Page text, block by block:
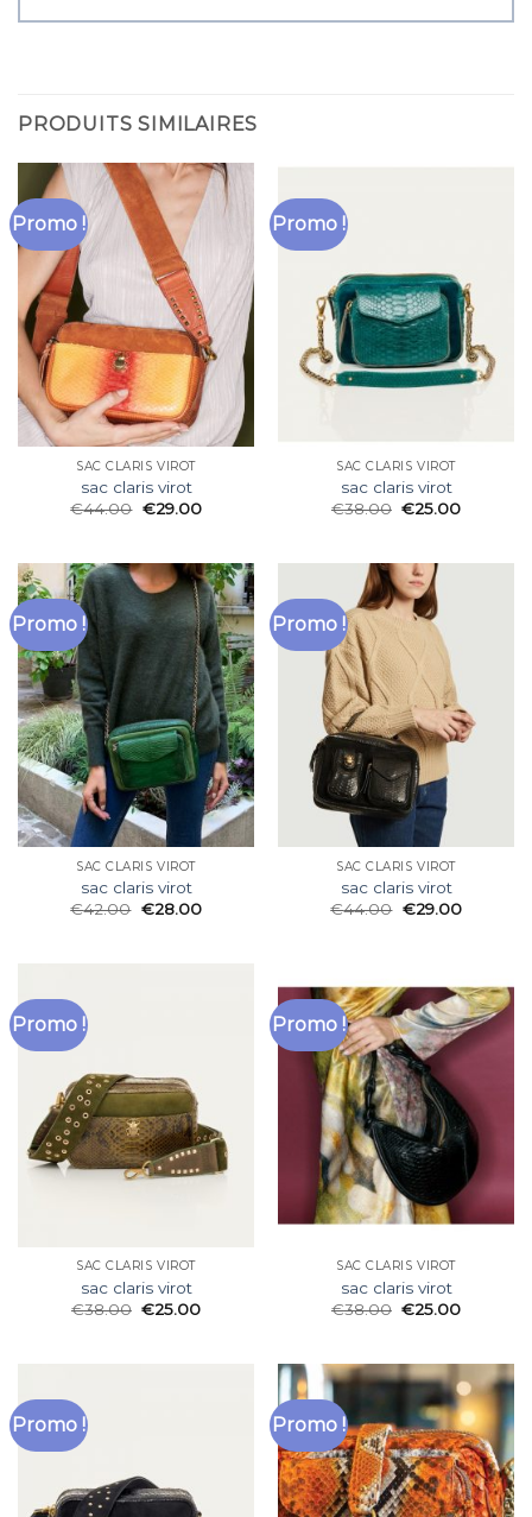
PRODUITS SIMILAIRES
Promo !
SAC CLARIS VIROT
sac claris virot
€44.00 €29.00
Promo !
SAC CLARIS VIROT
sac claris virot
€38.00 €25.00
Promo !
SAC CLARIS VIROT
sac claris virot
€42.00 €28.00
Promo !
SAC CLARIS VIROT
sac claris virot
€44.00 €29.00
Promo !
SAC CLARIS VIROT
sac claris virot
€38.00 €25.00
Promo !
SAC CLARIS VIROT
sac claris virot
€38.00 €25.00
Promo ! Promo !